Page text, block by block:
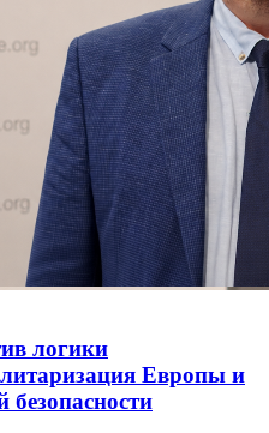
логики
Европы и
безопасности